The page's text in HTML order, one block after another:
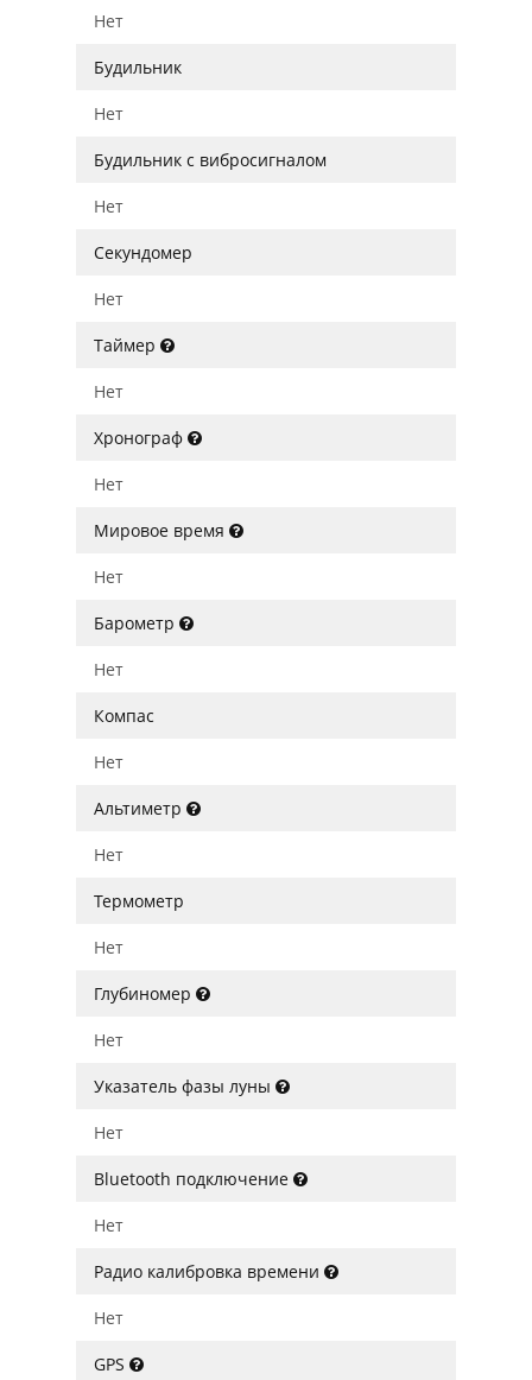
Нет
Будильник
Нет
Будильник с вибросигналом
Нет
Секундомер
Нет
Таймер
Нет
Хронограф
Нет
Мировое время
Нет
Барометр
Нет
Компас
Нет
Альтиметр
Нет
Термометр
Нет
Глубиномер
Нет
Указатель фазы луны
Нет
Bluetooth подключение
Нет
Радио калибровка времени
Нет
GPS